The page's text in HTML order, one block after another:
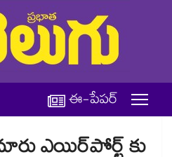
ఈ-పేపర్
ఎయిర్‌పోర్ట్‌ కు